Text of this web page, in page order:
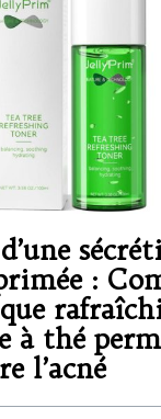
:
à thé
l’acné